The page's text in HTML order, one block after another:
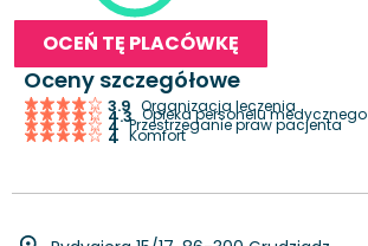
OCEŃ TĘ PLACÓWKĘ
Oceny szczegółowe
3.9 Organizacja leczenia
4.3 Opieka personelu medycznego
4 Przestrzeganie praw pacjenta
4 Komfort